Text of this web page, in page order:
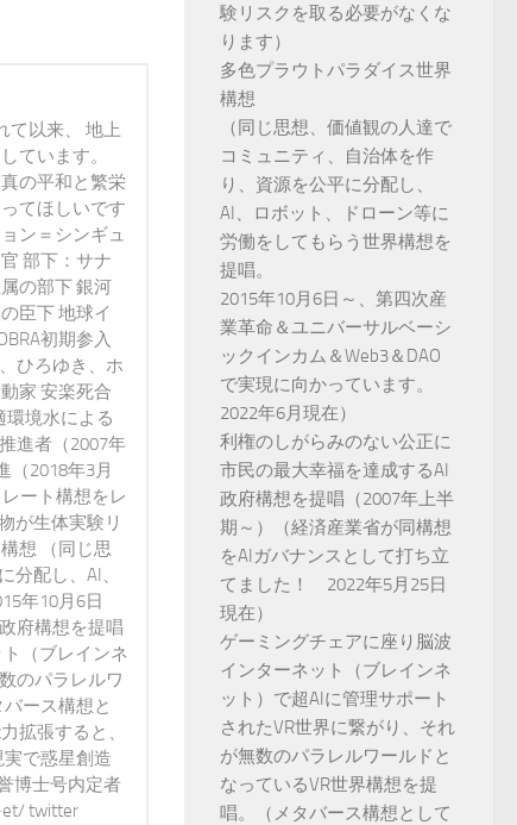
て以来、 地上
ています。
の平和と繁栄
てほしいです
ン＝シンギュ
部下：サナ
の部下 銀河
臣下 地球イ
初期参入
ひろゆき、ホ
家 安楽死合
環境水による
進者（2007年
（2018年3月
ート構想をレ
が生体実験リ
想 （同じ思
配し、AI、
年10月6日
府構想を提唱
（ブレインネ
のパラレルワ
ース構想と
拡張すると、
で惑星創造
博士号内定者
et/ twitter
験リスクを取る必要がなくな
ります）
多色プラウトパラダイス世界
構想
（同じ思想、価値観の人達で
コミュニティ、自治体を作
り、資源を公平に分配し、
AI、ロボット、ドローン等に
労働をしてもらう世界構想を
提唱。
2015年10月6日～、第四次産
業革命＆ユニバーサルベーシ
ックインカム＆Web3＆DAO
で実現に向かっています。
2022年6月現在）
利権のしがらみのない公正に
市民の最大幸福を達成するAI
政府構想を提唱（2007年上半
期～）（経済産業省が同構想
をAIガバナンスとして打ち立
てました！ 2022年5月25日
現在）
ゲーミングチェアに座り脳波
インターネット（ブレインネ
ット）で超AIに管理サポート
されたVR世界に繋がり、それ
が無数のパラレルワールドと
なっているVR世界構想を提
唱。（メタバース構想として